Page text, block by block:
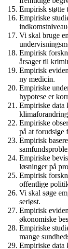
Empirisk støtte
Empiriske
Vi skal bruge
Empirisk
årsager til
Empirisk
ny medicin.
Empiriske
hypotese er
Empiriske data
Empiriske
på at forudsige
Empirisk
Empiriske
løsninger på
Empirisk
offentlige
Vi skal søge
seriøst.
Empirisk
økonomiske
Empiriske
mange
Empiriske data